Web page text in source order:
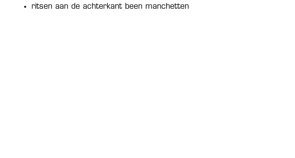
ritsen aan de achterkant been manchetten